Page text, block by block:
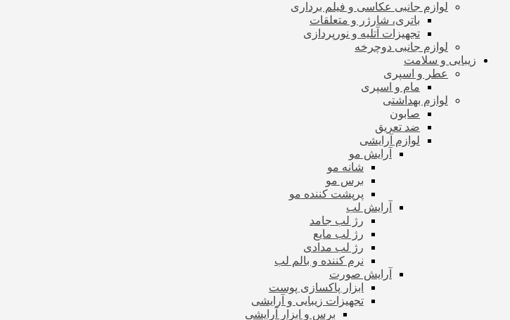
لوازم جانبی عکاسی و فیلم برداری
باتری، شارژر و متعلقات
تجهیزات آتلیه و نورپردازی
لوازم جانبی دوچرخه
زیبایی و سلامت
عطر و اسپری
مام و اسپری
لوازم بهداشتی
صابون
ضد تعریق
لوازم آرایشی
آرایش مو
شانه مو
برس مو
پرپشت کننده مو
آرایش لب
رژ لب جامد
رژ لب مایع
رژ لب مدادی
نرم کننده و بالم لب
آرایش صورت
ابزار پاکسازی پوست
تجهیزات زیبایی و آرایشی
برس و ابزار آرایشی